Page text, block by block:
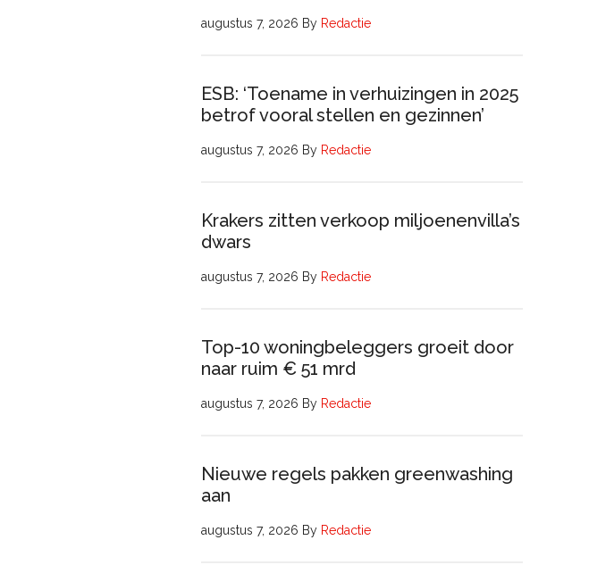
augustus 7, 2026 By Redactie
ESB: ‘Toename in verhuizingen in 2025
betrof vooral stellen en gezinnen’
augustus 7, 2026 By Redactie
Krakers zitten verkoop miljoenenvilla’s
dwars
augustus 7, 2026 By Redactie
Top-10 woningbeleggers groeit door
naar ruim € 51 mrd
augustus 7, 2026 By Redactie
Nieuwe regels pakken greenwashing
aan
augustus 7, 2026 By Redactie